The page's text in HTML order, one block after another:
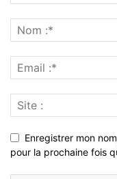
Enregistrer mon
pour la prochaine fois